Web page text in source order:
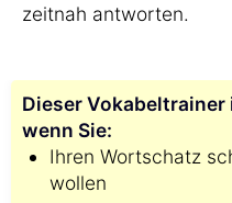
zeitnah antworten.
Dieser
wenn Sie:
Ihren Wortschatz
wollen